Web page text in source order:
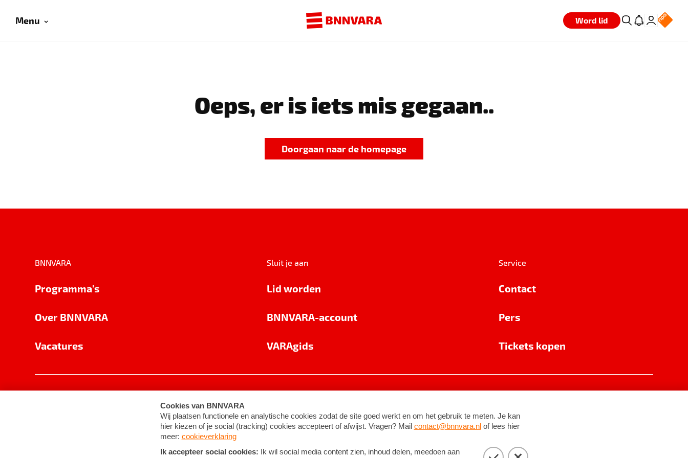
Menu Word lid
Oeps, er is iets mis gegaan..
Doorgaan naar de homepage
BNNVARA
Programma's
Over BNNVARA
Vacatures
Sluit je aan
Lid worden
BNNVARA-account
VARAgids
Service
Contact
Pers
Tickets kopen
Cookie-instellingen Algemene voorwaarden ©2026BNNVARA